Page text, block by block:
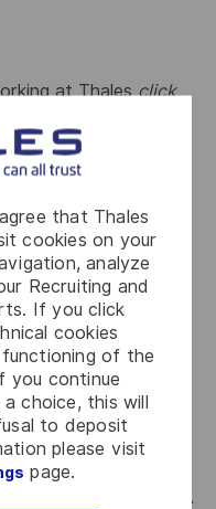
that Thales
cookies on your
analyze
Recruiting and
If you click
cookies
of the
you continue
choice, this will
to deposit
please visit
page.
at Thalesclick
and not only
employees in
enables
year to develop
in their
by branching out
that
way of working.